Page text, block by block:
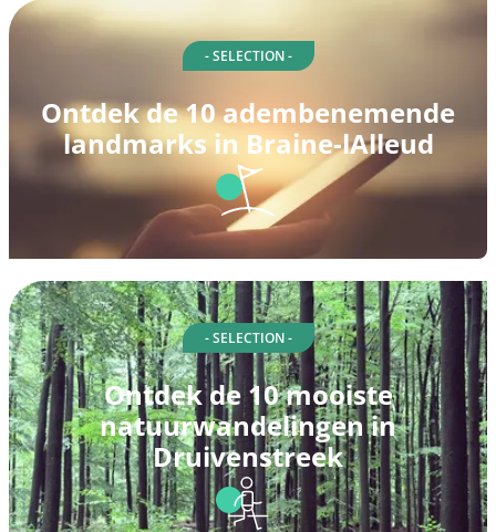
- SELECTION -
Ontdek de 10 adembenemende
landmarks in Braine-lAlleud
- SELECTION -
Ontdek de 10 mooiste
natuurwandelingen in
Druivenstreek